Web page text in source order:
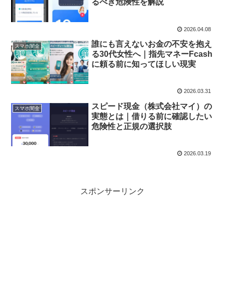
るべき危険性を解説
2026.04.08
スマホ闇金
誰にも言えないお金の不安を抱え
る30代女性へ｜指先マネーFcash
に頼る前に知ってほしい現実
2026.03.31
スマホ闇金
スピード現金（株式会社マイ）の
実態とは｜借りる前に確認したい
危険性と正規の選択肢
2026.03.19
スポンサーリンク